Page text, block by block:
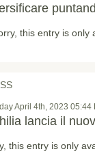
this entry is only
April 4th, 2023 05:44
lancia il
this entry is only